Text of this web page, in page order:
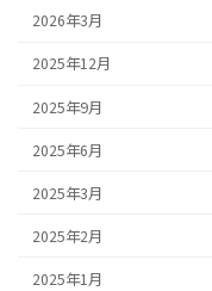
2026年3月
2025年12月
2025年9月
2025年6月
2025年3月
2025年2月
2025年1月